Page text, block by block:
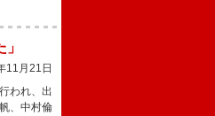
11月21日
われ、出
、中村倫